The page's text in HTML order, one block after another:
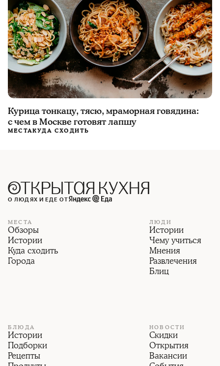
Курица тонкацу, тясю, мраморная говядина:
с чем в Москве готовят лапшу
МЕСТАКУДА СХОДИТЬ
О ЛЮДЯХ И ЕДЕ ОТ
МЕСТА
Обзоры
Истории
Куда сходить
Города
ЛЮДИ
Истории
Чему учиться
Мнения
Развлечения
Блиц
БЛЮДА
Истории
Подборки
Рецепты
НОВОСТИ
Скидки
Открытия
Вакансии